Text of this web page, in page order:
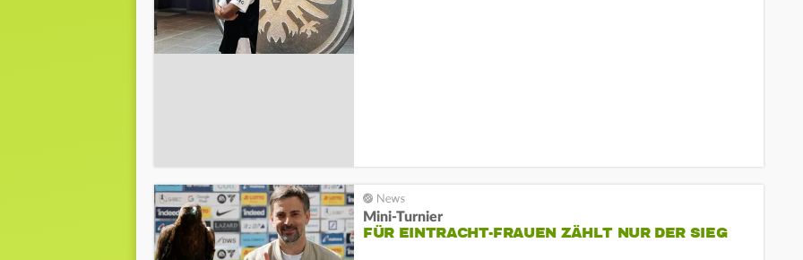
Mini-Turnier
FÜR EINTRACHT-FRAUEN ZÄHLT NUR DER SIEG